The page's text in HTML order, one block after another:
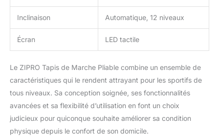
Inclinaison Automatique, 12 niveaux
Écran LED tactile
Le ZIPRO Tapis de Marche Pliable combine un ensemble de
caractéristiques qui le rendent attrayant pour les sportifs de
tous niveaux. Sa conception soignée, ses fonctionnalités
avancées et sa flexibilité d’utilisation en font un choix
judicieux pour quiconque souhaite améliorer sa condition
physique depuis le confort de son domicile.